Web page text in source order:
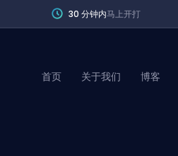
30 分钟内马上开打
首页 关于我们 博客